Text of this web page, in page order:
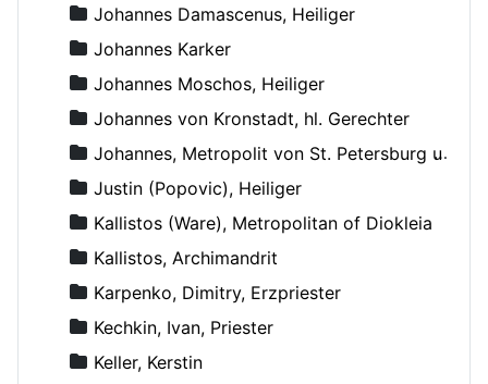
Johannes Damascenus, Heiliger
Johannes Karker
Johannes Moschos, Heiliger
Johannes von Kronstadt, hl. Gerechter
Johannes, Metropolit von St. Petersburg und Ladoga
Justin (Popovic), Heiliger
Kallistos (Ware), Metropolitan of Diokleia
Kallistos, Archimandrit
Karpenko, Dimitry, Erzpriester
Kechkin, Ivan, Priester
Keller, Kerstin